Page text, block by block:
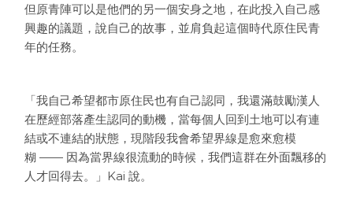
但原青陣可以是他們的另一個安身之地，在此投入自己感
興趣的議題，說自己的故事，並肩負起這個時代原住民青
年的任務。
「我自己希望都市原住民也有自己認同，我還滿鼓勵漢人
在歷經部落產生認同的動機，當每個人回到土地可以有連
結或不連結的狀態，現階段我會希望界線是愈來愈模
糊 —— 因為當界線很流動的時候，我們這群在外面飄移的
人才回得去。」Kai 說。